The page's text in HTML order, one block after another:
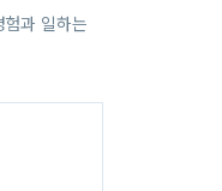
과 일하는